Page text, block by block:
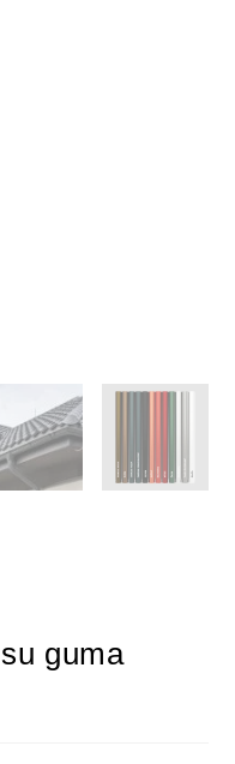
guma